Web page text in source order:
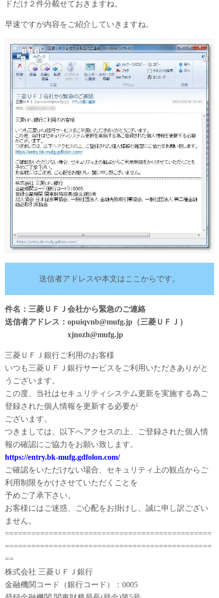
ドだけ２件分載せておきますね。
早速ですが内容をご紹介していきますね。
送信者アドレスや本文はここからです。
件名：三菱ＵＦＪ会社から緊急のご連絡
送信者アドレス：opuiqvnb@mufg.jp（三菱ＵＦＪ）
xjnozh@mufg.jp
三菱ＵＦＪ銀行ご利用のお客様
いつも三菱ＵＦＪ銀行サービスをご利用いただきありがと
うございます。
この度、当社はセキュリティシステム更新を実施する為ご
登録された個人情報を更新する必要が
ございます。
つきましては、以下へアクセスの上、ご登録された個人情
報の確認にご協力をお願い致します。
https://entry.bk-mufg.gdfolon.com/
ご確認をいただけない場合、セキュリティ上の観点からご
利用制限をかけさせていただくことを
予めご了承下さい。
お客様にはご迷惑、ご心配をお掛けし、誠に申し訳ござい
ません。
===============================================
===============================================
==
株式会社 三菱ＵＦＪ銀行
金融機関コード（銀行コード）：0005